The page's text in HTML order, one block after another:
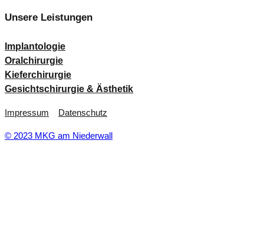
Unsere Leistungen
Implantologie
Oralchirurgie
Kieferchirurgie
Gesichtschirurgie & Ästhetik
Impressum Datenschutz
© 2023 MKG am Niederwall